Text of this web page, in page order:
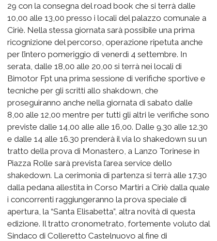
29 con la consegna del road book che si terrà dalle
10,00 alle 13,00 presso i locali del palazzo comunale a
Ciriè. Nella stessa giornata sarà possibile una prima
ricognizione del percorso, operazione ripetuta anche
per l’intero pomeriggio di venerdì 4 settembre. In
serata, dalle 18,00 alle 20,00 si terrà nei locali di
Bimotor Fpt una prima sessione di verifiche sportive e
tecniche per gli scritti allo shakdown, che
proseguiranno anche nella giornata di sabato dalle
8,00 alle 12,00 mentre per tutti gli altri le verifiche sono
previste dalle 14,00 alle alle 16,00. Dalle 9.30 alle 12.30
e dalle 14 alle 16.30 prenderà il via lo shakedown su un
tratto della prova di Monastero, a Lanzo Torinese in
Piazza Rolle sarà prevista l’area service dello
shakedown. La cerimonia di partenza si terrà alle 17.30
dalla pedana allestita in Corso Martiri a Ciriè dalla quale
i concorrenti raggiungeranno la prova speciale di
apertura, la “Santa Elisabetta”, altra novità di questa
edizione. Il tratto cronometrato, fortemente voluto dal
Sindaco di Colleretto Castelnuovo al fine di